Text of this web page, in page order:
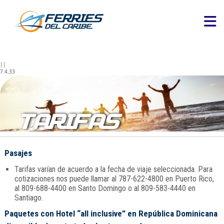
||
7.4.33
TARIFAS
Pasajes
Tarifas varían de acuerdo a la fecha de viaje seleccionada. Para
cotizaciones nos puede llamar al 787-622-4800 en Puerto Rico,
al 809-688-4400 en Santo Domingo o al 809-583-4440 en
Santiago.
Paquetes con Hotel “all inclusive” en República Dominicana